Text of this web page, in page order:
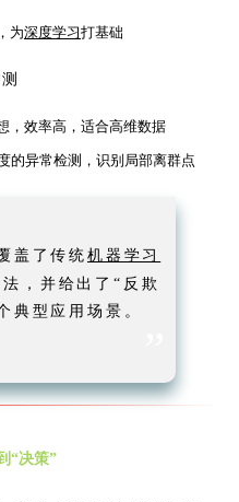
为深度学习打基础
，效率高，适合高维数据
的异常检测，识别局部离群点
盖了传统机器学习
，并给出了“反欺
典型应用场景。
“决策”